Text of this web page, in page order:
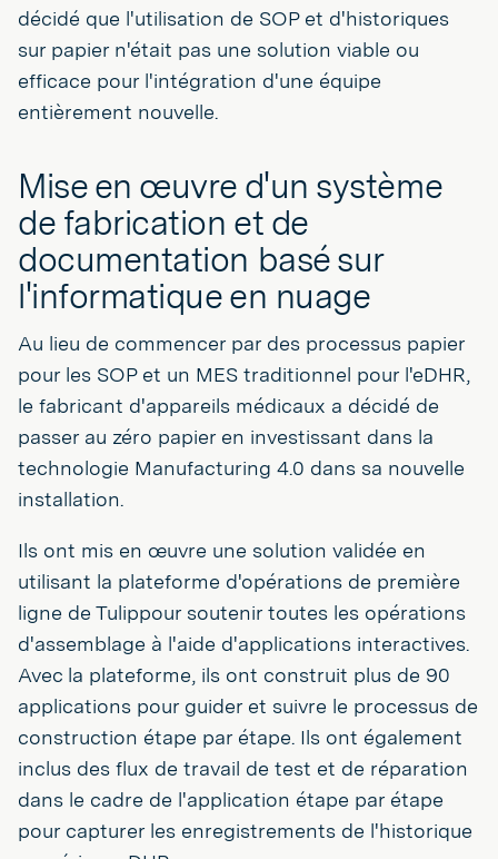
décidé que l'utilisation de SOP et d'historiques
sur papier n'était pas une solution viable ou
efficace pour l'intégration d'une équipe
entièrement nouvelle.
Mise en œuvre d'un système
de fabrication et de
documentation basé sur
l'informatique en nuage
Au lieu de commencer par des processus papier
pour les SOP et un MES traditionnel pour l'eDHR,
le fabricant d'appareils médicaux a décidé de
passer au zéro papier en investissant dans la
technologie Manufacturing 4.0 dans sa nouvelle
installation.
Ils ont mis en œuvre une solution validée en
utilisant la plateforme d'opérations de première
ligne de Tulippour soutenir toutes les opérations
d'assemblage à l'aide d'applications interactives.
Avec la plateforme, ils ont construit plus de 90
applications pour guider et suivre le processus de
construction étape par étape. Ils ont également
inclus des flux de travail de test et de réparation
dans le cadre de l'application étape par étape
pour capturer les enregistrements de l'historique